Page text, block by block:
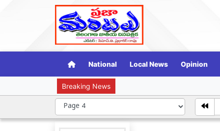
National Local News Opinion
Breaking News